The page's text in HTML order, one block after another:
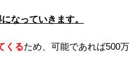
なっていきます。
くるため、可能であれば500万